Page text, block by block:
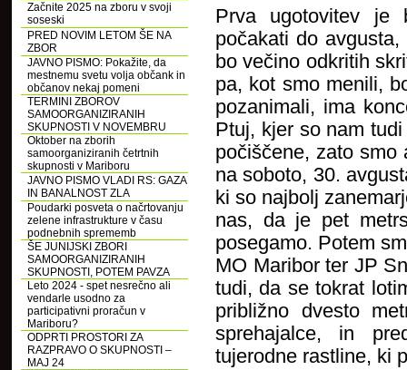
Začnite 2025 na zboru v svoji
soseski
PRED NOVIM LETOM ŠE NA
ZBOR
JAVNO PISMO: Pokažite, da
mestnemu svetu volja občank in
občanov nekaj pomeni
TERMINI ZBOROV
SAMOORGANIZIRANIH
SKUPNOSTI V NOVEMBRU
Oktober na zborih
samoorganiziranih četrtnih
skupnosti v Mariboru
JAVNO PISMO VLADI RS: GAZA
IN BANALNOST ZLA
Poudarki posveta o načrtovanju
zelene infrastrukture v času
podnebnih sprememb
ŠE JUNIJSKI ZBORI
SAMOORGANIZIRANIH
SKUPNOSTI, POTEM PAVZA
Leto 2024 - spet nesrečno ali
vendarle usodno za
participativni proračun v
Mariboru?
ODPRTI PROSTORI ZA
RAZPRAVO O SKUPNOSTI –
MAJ 24
Prva ugotovitev je
počakati do
bo večino odkritih
pa, kot smo menili,
pozanimali, ima
Ptuj, kjer so nam
počiščene, zato
na soboto, 30.
ki so najbolj
nas, da je pet
posegamo. Potem
MO Maribor ter JP
tudi, da se tokrat
približno dvesto
sprehajalce, in
tujerodne rastline, ki